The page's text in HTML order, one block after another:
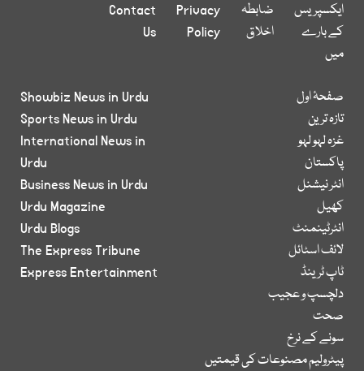
ایکسپریس
کے بارے
میں
ضابطہ
اخلاق
Privacy
Policy
Contact
Us
صفحۂ اول
تازہ ترین
غزہ لہو لہو
پاکستان
انٹر نیشنل
کھیل
انٹرٹینمنٹ
لائف اسٹائل
ٹاپ ٹرینڈ
دلچسپ و عجیب
صحت
سونے کے نرخ
پیٹرولیم مصنوعات کی قیمتیں
Showbiz News in Urdu
Sports News in Urdu
International News in
Urdu
Business News in Urdu
Urdu Magazine
Urdu Blogs
The Express Tribune
Express Entertainment